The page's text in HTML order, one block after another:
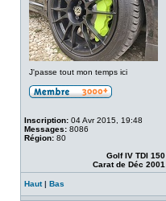
J'passe tout mon temps ici
Inscription: 04 Avr 2015, 19:48
Messages: 8086
Région: 80
Golf IV TDI 150
Carat de Déc 2001
Haut| Bas